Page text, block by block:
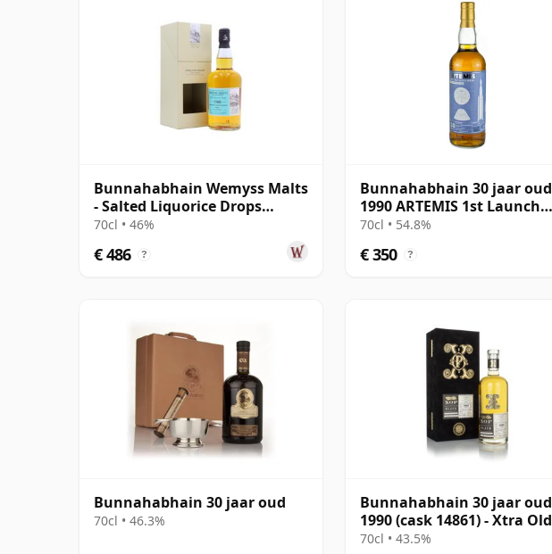
Bunnahabhain Wemyss Malts
- Salted Liquorice Drops
Single Cask 1988 30 jaar oud
70cl • 46%
€ 486 ?
Bunnahabhain 30 jaar oud
1990 ARTEMIS 1st Launch
Edition
70cl • 54.8%
€ 350 ?
Bunnahabhain 30 jaar oud
70cl • 46.3%
Bunnahabhain 30 jaar oud
1990 (cask 14861) - Xtra Old
Particular The B
70cl • 43.5%